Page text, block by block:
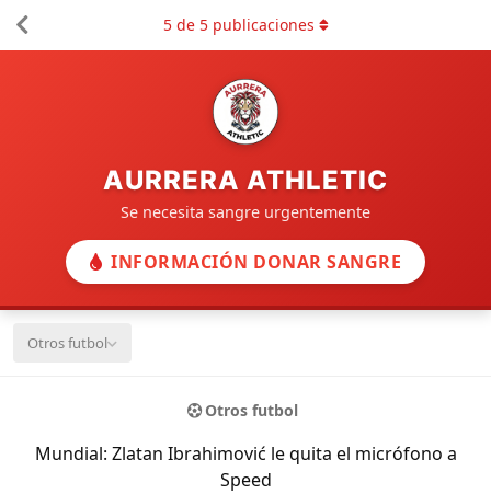
AURRERA ATHLETIC
Se necesita sangre urgentemente
INFORMACIÓN DONAR SANGRE
Otros futbol
Otros futbol
Mundial: Zlatan Ibrahimović le quita el micrófono a
Speed
5de 5publicaciones